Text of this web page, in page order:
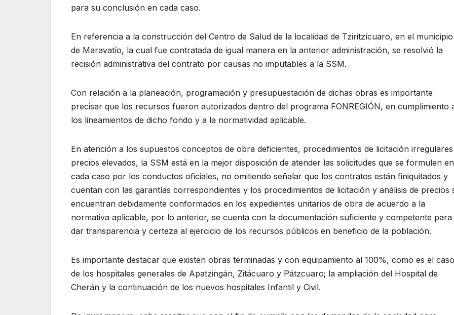
para su conclusión en cada caso.
En referencia a la construcción del Centro de Salud de la localidad de Tziritzícuaro, en el municipio
de Maravatío, la cual fue contratada de igual manera en la anterior administración, se resolvió la
recisión administrativa del contrato por causas no imputables a la SSM.
Con relación a la planeación, programación y presupuestación de dichas obras es importante
precisar que los recursos fueron autorizados dentro del programa FONREGIÓN, en cumplimiento
los lineamientos de dicho fondo y a la normatividad aplicable.
En atención a los supuestos conceptos de obra deficientes, procedimientos de licitación
precios elevados, la SSM está en la mejor disposición de atender las solicitudes que se formulen en
cada caso por los conductos oficiales, no omitiendo señalar que los contratos están finiquitados y
cuentan con las garantías correspondientes y los procedimientos de licitación y análisis de precios
encuentran debidamente conformados en los expedientes unitarios de obra de acuerdo a la
normativa aplicable, por lo anterior, se cuenta con la documentación suficiente y competente para
dar transparencia y certeza al ejercicio de los recursos públicos en beneficio de la población.
Es importante destacar que existen obras terminadas y con equipamiento al 100%, como es el caso
de los hospitales generales de Apatzingán, Zitácuaro y Pátzcuaro; la ampliación del Hospital de
Cherán y la continuación de los nuevos hospitales Infantil y Civil.